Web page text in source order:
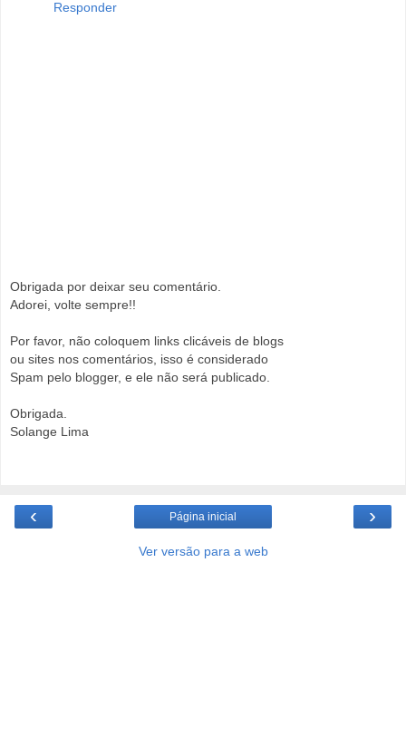
Responder
Obrigada por deixar seu comentário.
Adorei, volte sempre!!
Por favor, não coloquem links clicáveis de blogs
ou sites nos comentários, isso é considerado
Spam pelo blogger, e ele não será publicado.
Obrigada.
Solange Lima
‹ ›
Página inicial
Ver versão para a web